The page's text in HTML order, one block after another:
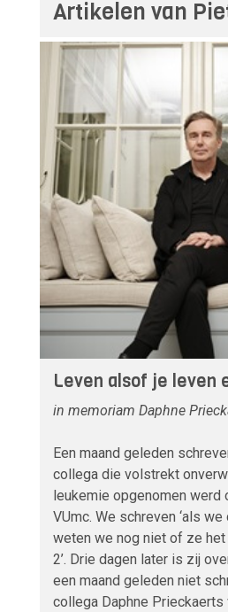
Artikelen van
Leven alsof je leven
in memoriam Daphne
Een maand geleden
collega die volstrekt
leukemie opgenomen werd
VUmc. We schreven ‘als
weten we nog niet of ze
2’. Drie dagen later is zij
een maand geleden niet
collega Daphne